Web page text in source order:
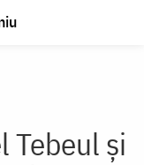
Tebeul și